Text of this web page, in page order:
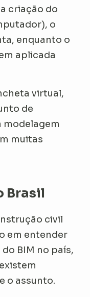
criação do
o
enquanto o
aplicada
virtual,
de
modelagem
muitas
Brasil
civil
em entender
BIM no país,
o assunto.